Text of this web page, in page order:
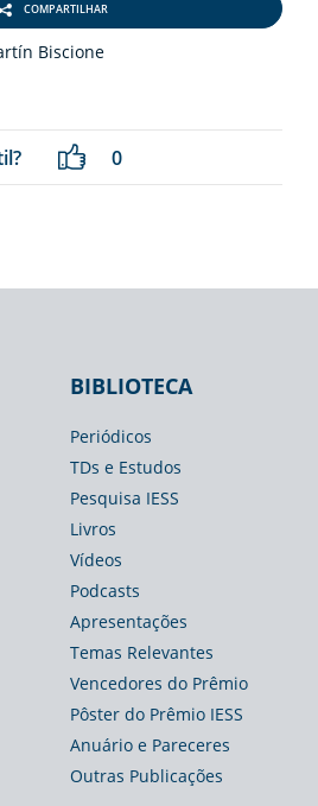
COMPARTILHAR
Biscione
0
BIBLIOTECA
Periódicos
TDs e Estudos
Pesquisa IESS
Livros
Vídeos
Podcasts
Apresentações
Temas Relevantes
Vencedores do Prêmio
Pôster do Prêmio IESS
Anuário e Pareceres
Outras Publicações